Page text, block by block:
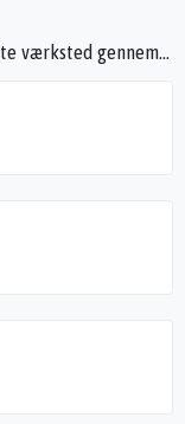
Virksomheder i Regstrup - Find det nærmeste værksted gennem Seek4Cars